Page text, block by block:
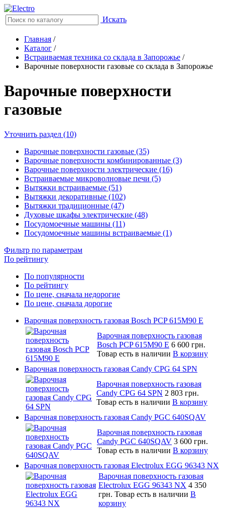
Искать
Главная /
Каталог /
Встраиваемая техника со склада в Запорожье /
Варочные поверхности газовые со склада в Запорожье
Варочные поверхности
газовые
Уточнить раздел (10)
Варочные поверхности газовые (35)
Варочные поверхности комбинированные (3)
Варочные поверхности электрические (16)
Встраиваемые микроволновые печи (5)
Вытяжки встраиваемые (51)
Вытяжки декоративные (102)
Вытяжки традиционные (47)
Духовые шкафы электрические (48)
Посудомоечные машины (11)
Посудомоечные машины встраиваемые (1)
Фильтр по параметрам
По рейтингу
По популярности
По рейтингу
По цене, сначала недорогие
По цене, сначала дорогие
Варочная поверхность газовая Bosch PCP 615M90 E
Варочная поверхность газовая
Bosch PCP 615M90 E 6 600 грн.
Товар есть в наличии В корзину
Варочная поверхность газовая Candy CPG 64 SPN
Варочная поверхность газовая
Candy CPG 64 SPN 2 803 грн.
Товар есть в наличии В корзину
Варочная поверхность газовая Candy PGC 640SQAV
Варочная поверхность газовая
Candy PGC 640SQAV 3 600 грн.
Товар есть в наличии В корзину
Варочная поверхность газовая Electrolux EGG 96343 NX
Варочная поверхность газовая
Electrolux EGG 96343 NX 4 350
грн. Товар есть в наличии В
корзину